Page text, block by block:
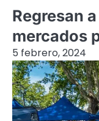
Regresan
mercados
5 febrero, 2024